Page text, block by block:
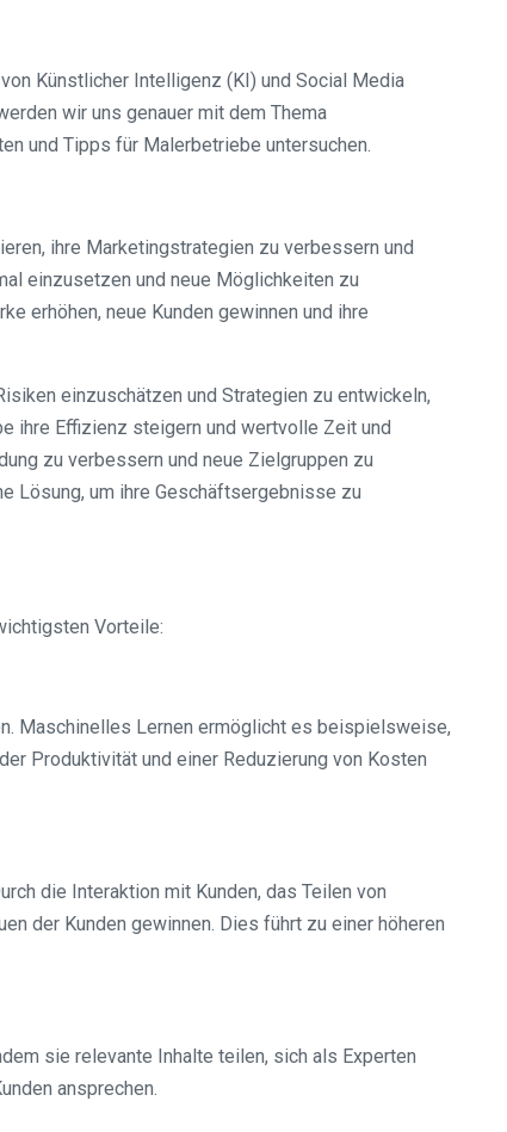
Künstlicher Intelligenz (KI) und Social Media
wir uns genauer mit dem Thema
und Tipps für Malerbetriebe untersuchen.
ihre Marketingstrategien zu verbessern und
einzusetzen und neue Möglichkeiten zu
erhöhen, neue Kunden gewinnen und ihre
einzuschätzen und Strategien zu entwickeln,
ihre Effizienz steigern und wertvolle Zeit und
zu verbessern und neue Zielgruppen zu
Lösung, um ihre Geschäftsergebnisse zu
Vorteile:
Maschinelles Lernen ermöglicht es beispielsweise,
Produktivität und einer Reduzierung von Kosten
die Interaktion mit Kunden, das Teilen von
der Kunden gewinnen. Dies führt zu einer höheren
sie relevante Inhalte teilen, sich als Experten
ansprechen.